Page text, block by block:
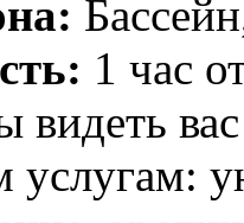
1 час